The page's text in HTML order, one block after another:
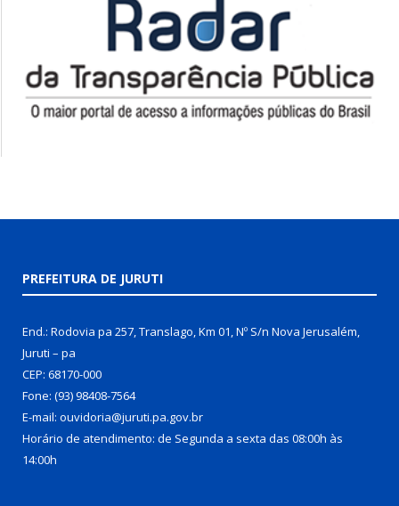
PREFEITURA DE JURUTI
End.: Rodovia pa 257, Translago, Km 01, Nº S/n Nova Jerusalém,
Juruti – pa
CEP: 68170-000
Fone: (93) 98408-7564
E-mail: ouvidoria@juruti.pa.gov.br
Horário de atendimento: de Segunda a sexta das 08:00h às
14:00h